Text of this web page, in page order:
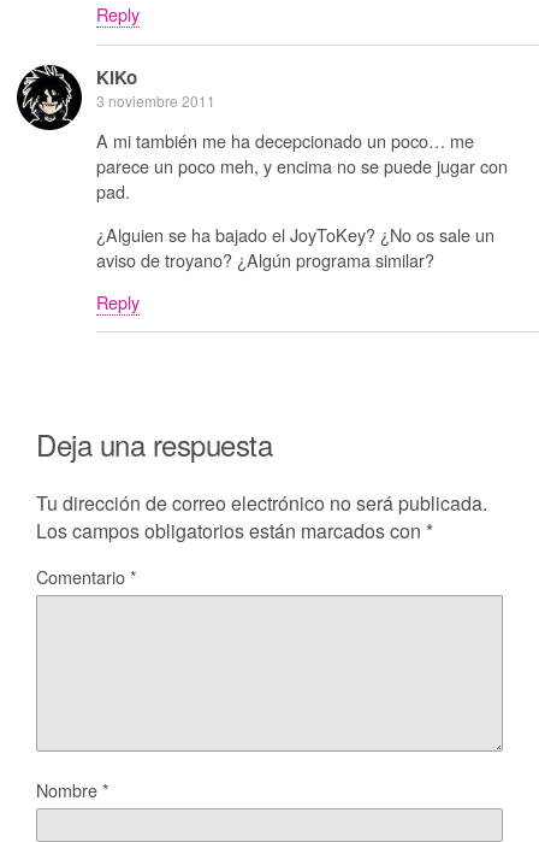
Reply
KiKo
3 noviembre 2011
A mi también me ha decepcionado un poco… me
parece un poco meh, y encima no se puede jugar con
pad.
¿Alguien se ha bajado el JoyToKey? ¿No os sale un
aviso de troyano? ¿Algún programa similar?
Reply
Deja una respuesta
Tu dirección de correo electrónico no será publicada.
Los campos obligatorios están marcados con *
Comentario*
Nombre*